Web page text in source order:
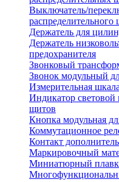
Выключатель/
распределительного
Держатель для
Держатель
предохранителя
Звонковый
Звонок модульный
Измерительная
Индикатор световой
щитов
Кнопка модульная
Коммутационное
Контакт
Маркировочный
Миниатюрный